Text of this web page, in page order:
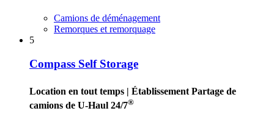
Camions de déménagement
Remorques et remorquage
5
Compass Self Storage
Location en tout temps | Établissement Partage de
camions de U-Haul 24/7®